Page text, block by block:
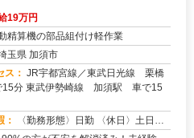
19万円
精算機の部品組付け軽作業
玉県 加須市
ス： JR宇都宮線／東武日光線 栗橋
15分 東武伊勢崎線 加須駅 車で15
：
〈勤務形態〉日勤 〈休日〉土日祝 ★ＧＷ ★夏季休暇 ★冬季休暇 ★年末年始